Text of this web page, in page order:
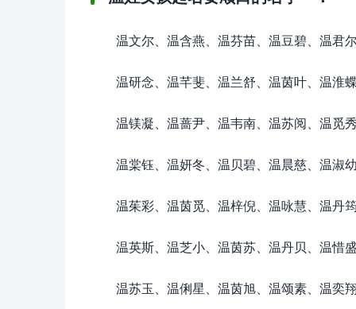
温文尔、温含燕、温芬苗、温豆碧、温君尔
温研念、温芊斐、温兰舒、温茵叶、温淮蝶
温镁凝、温蔷尹、温韦南、温苏阅、温觅秀
温棠钰、温妍冬、温贝碧、温晨慈、温淑幼
温茱彩、温茵觅、温梓倪、温咏慧、温丹筠
温英斯、温芝小、温茵苏、温丹贝、温惜盛
温苏玉、温俐星、温茵旭、温颂素、温奕翔